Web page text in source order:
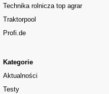
Kategorie
Aktualności
Testy
Technika rolnicza top agrar
Traktorpool
Profi.de